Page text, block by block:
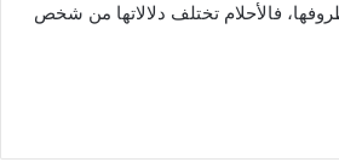
فالأحلام تختلف دلالاتها من شخص